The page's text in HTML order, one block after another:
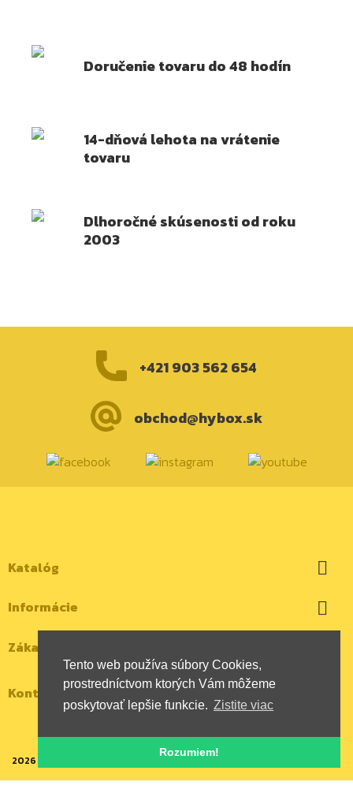
Tento web používa súbory Cookies,
prostredníctvom ktorých Vám môžeme
poskytovať lepšie funkcie. Zistite viac
Rozumiem!
Doručenie tovaru do 48 hodín
14-dňová lehota na vrátenie
tovaru
Dlhoročné skúsenosti od roku
2003
+421 903 562 654
obchod@hybox.sk
Katalóg 
Informácie 
Zákaznícky účet
Kontaktujte nás
2026 | Všetky autorské práva vyhradené | HYBOX Slovakia, s.r.o.